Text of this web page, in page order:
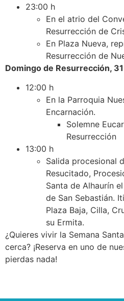
23:00 h
En el atrio del
Resurrección de
En Plaza Nueva,
Resurrección de
Domingo de Resurrección,
12:00 h
En la Parroquia
Encarnación.
Solemne
Resurrección
13:00 h
Salida procesional
Resucitado,
Santa de Alhaurín
de San Sebastián.
Plaza Baja, Cilla,
su Ermita.
¿Quieres vivir la Semana
cerca? ¡Reserva en uno de
pierdas nada!